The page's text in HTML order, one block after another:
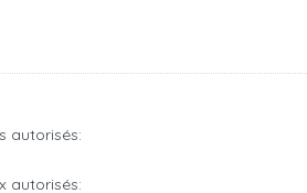
autorisés:
autorisés: